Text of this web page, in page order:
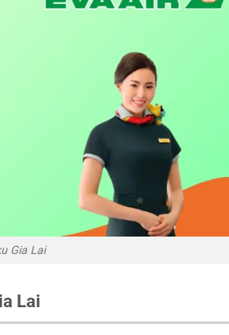
Gia Lai
Lai